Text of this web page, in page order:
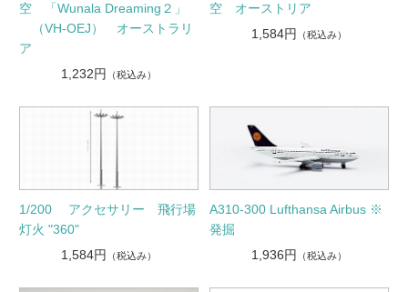
空 「Wunala Dreaming２」
（VH-OEJ） オーストラリ
ア
1,232円
（税込み）
空 オーストリア
1,584円
（税込み）
1/200 アクセサリー 飛行場
灯火 "360"
1,584円
（税込み）
A310-300 Lufthansa Airbus ※
発掘
1,936円
（税込み）